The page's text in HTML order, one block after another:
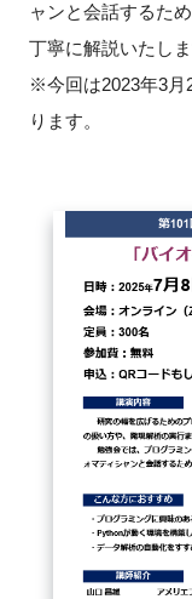
ャンと会話するた
丁寧に解説いたしま
※今回は2023年3月
ります。